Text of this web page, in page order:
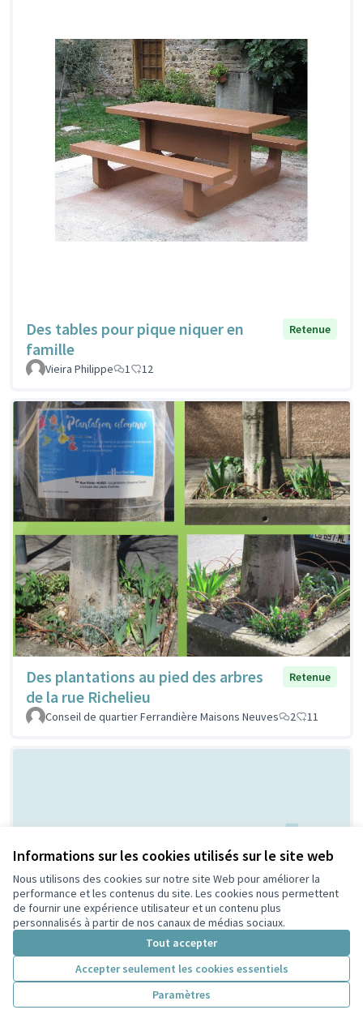
Informations sur les cookies utilisés sur le site web
Nous utilisons des cookies sur notre site Web pour améliorer la
performance et les contenus du site. Les cookies nous permettent
de fournir une expérience utilisateur et un contenu plus
personnalisés à partir de nos canaux de médias sociaux.
Tout accepter
Accepter seulement les cookies essentiels
Paramètres
Des tables pour pique niquer en
famille
Retenue
Vieira Philippe 1 12
Des plantations au pied des arbres
de la rue Richelieu
Retenue
Conseil de quartier Ferrandière Maisons Neuves 2 11
Terrain de Basket City - Quartier
Charpennes Tonkin
Retenue
MONTIEL 2 10